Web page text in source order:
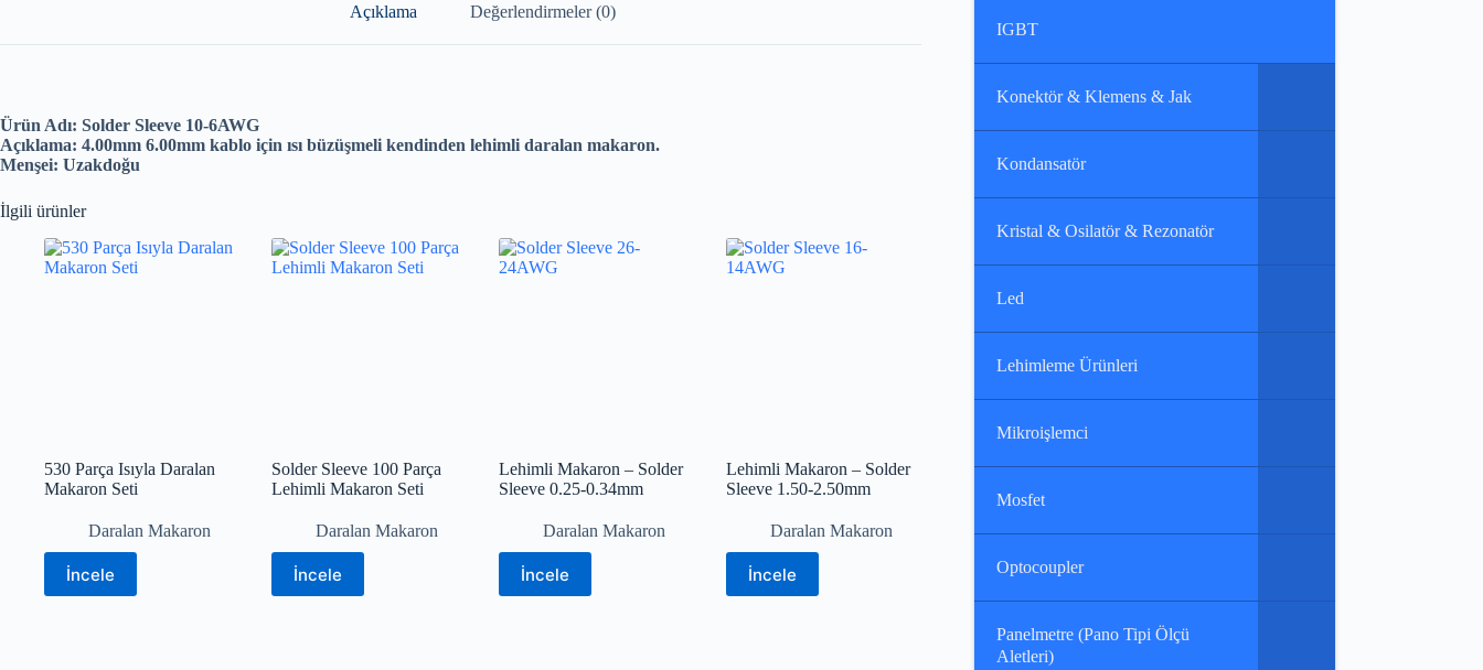
Açıklama Değerlendirmeler (0)
Ürün Adı: Solder Sleeve 10-6AWG
Açıklama: 4.00mm 6.00mm kablo için ısı büzüşmeli kendinden lehimli daralan makaron.
Menşei: Uzakdoğu
İlgili ürünler
530 Parça Isıyla Daralan
Makaron Seti
Daralan Makaron
İncele
Solder Sleeve 100 Parça
Lehimli Makaron Seti
Daralan Makaron
İncele
Lehimli Makaron – Solder
Sleeve 0.25-0.34mm
Daralan Makaron
İncele
Lehimli Makaron – Solder
Sleeve 1.50-2.50mm
Daralan Makaron
İncele
IGBT
Konektör & Klemens & Jak
Kondansatör
Kristal & Osilatör & Rezonatör
Led
Lehimleme Ürünleri
Mikroişlemci
Mosfet
Optocoupler
Panelmetre (Pano Tipi Ölçü
Aletleri)